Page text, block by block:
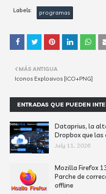
Labels: programas
MÁS ANTIGUA
Iconos Explosivos [ICO+PNG]
ENTRADAS QUE PUEDEN
Dataprius, la
Dropbox que
July 11, 2026
Mozilla Firefox
Parche de
offline